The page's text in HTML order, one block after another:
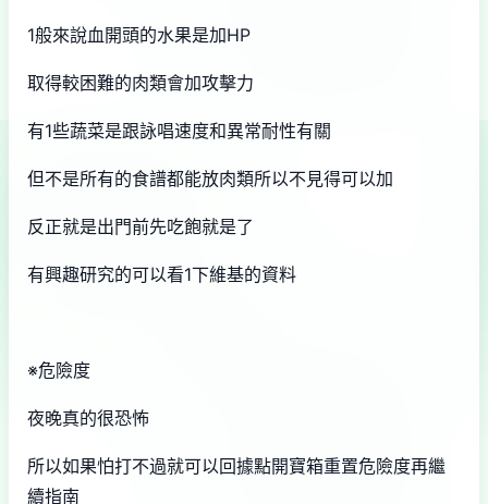
1般來說血開頭的水果是加HP
取得較困難的肉類會加攻擊力
有1些蔬菜是跟詠唱速度和異常耐性有關
但不是所有的食譜都能放肉類所以不見得可以加
反正就是出門前先吃飽就是了
有興趣研究的可以看1下維基的資料
※危險度
夜晚真的很恐怖
所以如果怕打不過就可以回據點開寶箱重置危險度再繼
續指南